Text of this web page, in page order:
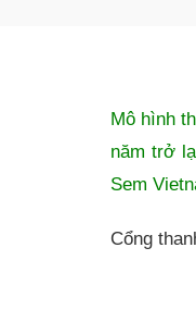
Mô hình
năm trở
Sem
Cổng